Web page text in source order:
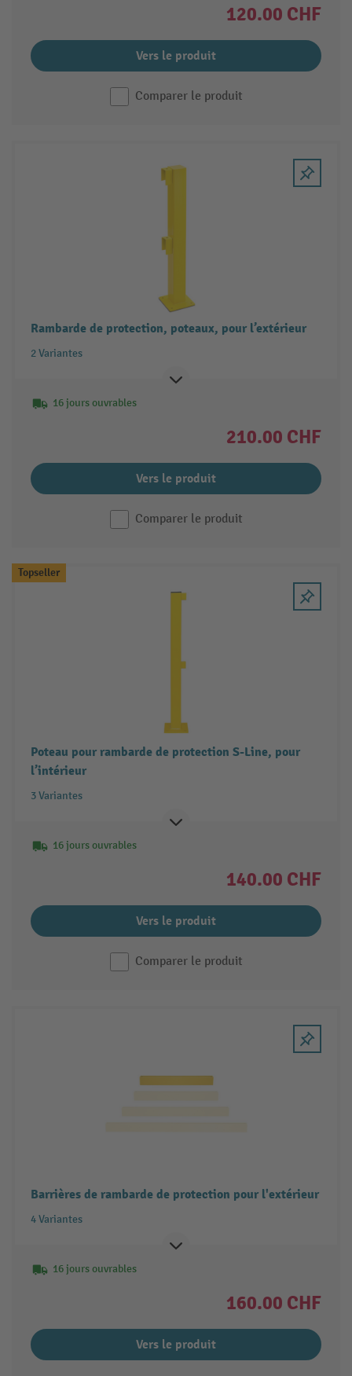
120.00 CHF
Vers le produit
Comparer le produit
Rambarde de protection, poteaux, pour l’extérieur
2 Variantes
16 jours ouvrables
210.00 CHF
Vers le produit
Comparer le produit
Topseller
Poteau pour rambarde de protection S-Line, pour
l’intérieur
3 Variantes
16 jours ouvrables
140.00 CHF
Vers le produit
Comparer le produit
Barrières de rambarde de protection pour l'extérieur
4 Variantes
16 jours ouvrables
160.00 CHF
Vers le produit